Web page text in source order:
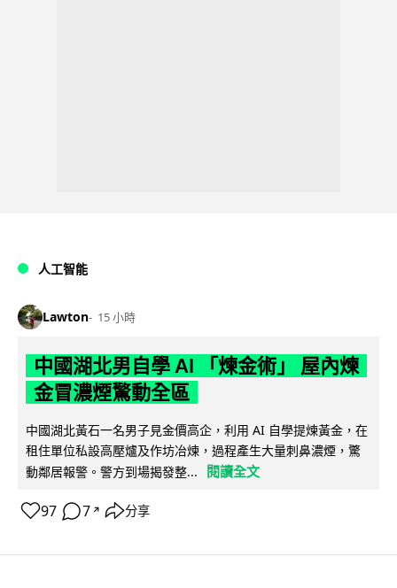
人工智能
Lawton 15 小時
中國湖北男自學 AI 「煉金術」 屋內煉
金冒濃煙驚動全區
中國湖北黃石一名男子見金價高企，利用 AI 自學提煉黃金，在
租住單位私設高壓爐及作坊冶煉，過程產生大量刺鼻濃煙，驚
動鄰居報警。警方到場揭發整...
閱讀全文
97 7 ↗ 分享